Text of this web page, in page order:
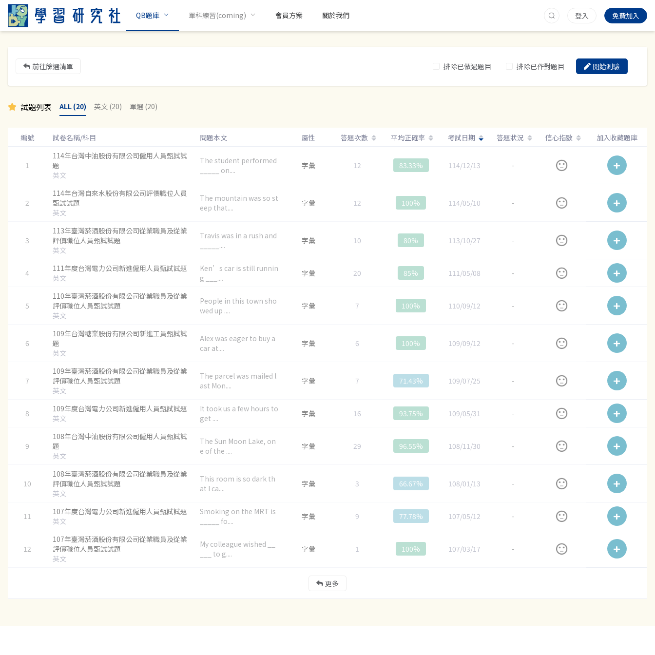
QB題庫 單科練習(coming) 會員方案 關於我們 登入 免費加入
前往篩選清單 排除已做過題目 排除已作對題目 開始測驗
試題列表 ALL (20) 英文 (20) 單選 (20)
編號 試卷名稱/科目 問題本文 屬性 答題次數 平均正確率 考試日期 答題狀況 信心指數 加入收藏題庫
1
114年台灣中油股份有限公司僱用人員甄試試
題
英文
The student performed
_____ on....
字彙 12 83.33% 114/12/13 -
2
114年台灣自來水股份有限公司評價職位人員
甄試試題
英文
The mountain was so st
eep that....
字彙 12 100% 114/05/10 -
3
113年臺灣菸酒股份有限公司從業職員及從業
評價職位人員甄試試題
英文
Travis was in a rush and
_____....
字彙 10 80% 113/10/27 -
4
111年度台灣電力公司新進僱用人員甄試試題
英文
Ken’s car is still runnin
g ___....
字彙 20 85% 111/05/08 -
5
110年臺灣菸酒股份有限公司從業職員及從業
評價職位人員甄試試題
英文
People in this town sho
wed up ....
字彙 7 100% 110/09/12 -
6
109年台灣糖業股份有限公司新進工員甄試試
題
英文
Alex was eager to buy a
car at....
字彙 6 100% 109/09/12 -
7
109年臺灣菸酒股份有限公司從業職員及從業
評價職位人員甄試試題
英文
The parcel was mailed l
ast Mon....
字彙 7 71.43% 109/07/25 -
8
109年度台灣電力公司新進僱用人員甄試試題
英文
It took us a few hours to
get ....
字彙 16 93.75% 109/05/31 -
9
108年台灣中油股份有限公司僱用人員甄試試
題
英文
The Sun Moon Lake, on
e of the ....
字彙 29 96.55% 108/11/30 -
10
108年臺灣菸酒股份有限公司從業職員及從業
評價職位人員甄試試題
英文
This room is so dark th
at I ca....
字彙 3 66.67% 108/01/13 -
11
107年度台灣電力公司新進僱用人員甄試試題
英文
Smoking on the MRT is
_____ fo....
字彙 9 77.78% 107/05/12 -
12
107年臺灣菸酒股份有限公司從業職員及從業
評價職位人員甄試試題
英文
My colleague wished __
___ to g....
字彙 1 100% 107/03/17 -
更多